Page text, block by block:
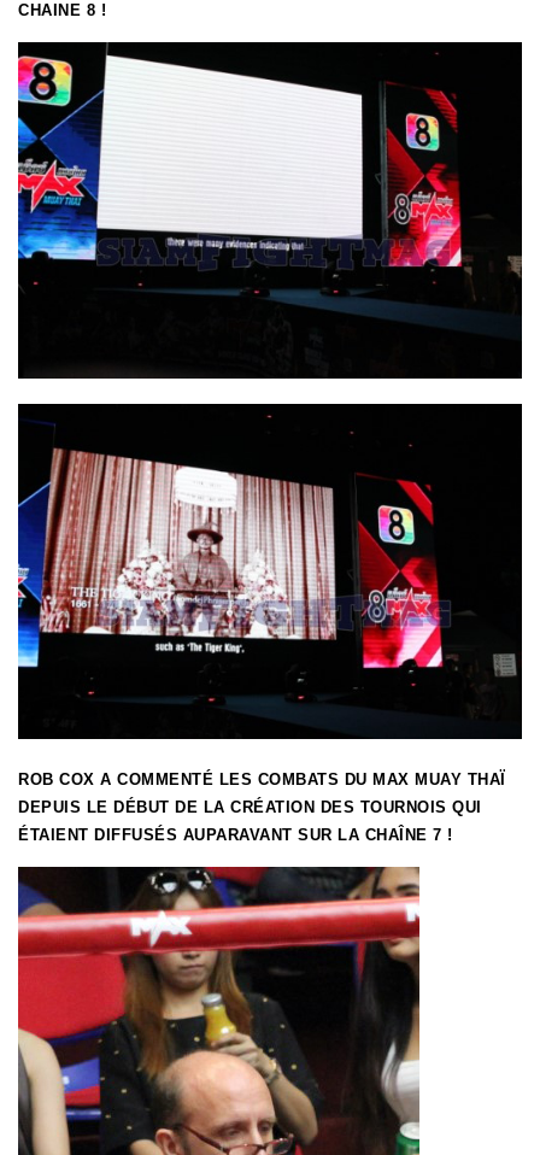
CHAINE 8 !
ROB COX A COMMENTÉ LES COMBATS DU MAX MUAY THAÏ
DEPUIS LE DÉBUT DE LA CRÉATION DES TOURNOIS QUI
ÉTAIENT DIFFUSÉS AUPARAVANT SUR LA CHAÎNE 7 !